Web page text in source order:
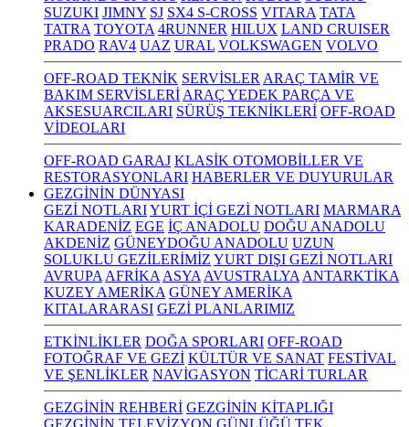
SUZUKI JIMNY SJ SX4 S-CROSS VITARA TATA
TATRA TOYOTA 4RUNNER HILUX LAND CRUISER
PRADO RAV4 UAZ URAL VOLKSWAGEN VOLVO
OFF-ROAD TEKNİK SERVİSLER ARAÇ TAMİR VE
BAKIM SERVİSLERİ ARAÇ YEDEK PARÇA VE
AKSESUARCILARI SÜRÜŞ TEKNİKLERİ OFF-ROAD
VİDEOLARI
OFF-ROAD GARAJ KLASİK OTOMOBİLLER VE
RESTORASYONLARI HABERLER VE DUYURULAR
GEZGİNİN DÜNYASI
GEZİ NOTLARIYURT İÇİ GEZİ NOTLARI MARMARA
KARADENİZ EGE İÇ ANADOLU DOĞU ANADOLU
AKDENİZ GÜNEYDOĞU ANADOLU UZUN
SOLUKLU GEZİLERİMİZ YURT DIŞI GEZİ NOTLARI
AVRUPA AFRİKA ASYA AVUSTRALYA ANTARKTİKA
KUZEY AMERİKA GÜNEY AMERİKA
KITALARARASI GEZİ PLANLARIMIZ
ETKİNLİKLER DOĞA SPORLARI OFF-ROAD
FOTOĞRAF VE GEZİ KÜLTÜR VE SANAT FESTİVAL
VE ŞENLİKLER NAVİGASYON TİCARİ TURLAR
GEZGİNİN REHBERİ GEZGİNİN KİTAPLIĞI
GEZGİNİN TELEVİZYON GÜNLÜĞÜ TEK